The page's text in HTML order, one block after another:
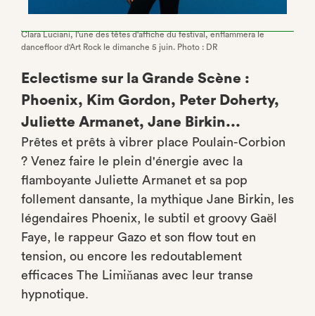
Clara Luciani, l'une des têtes d'affiche du festival, enflammera le
dancefloor d'Art Rock le dimanche 5 juin. Photo : DR
Eclectisme sur la Grande Scène :
Phoenix, Kim Gordon, Peter Doherty,
Juliette Armanet, Jane Birkin...
Prêtes et prêts à vibrer place Poulain-Corbion
? Venez faire le plein d'énergie avec la
flamboyante Juliette Armanet et sa pop
follement dansante, la mythique Jane Birkin, les
légendaires Phoenix, le subtil et groovy Gaël
Faye, le rappeur Gazo et son flow tout en
tension, ou encore les redoutablement
efficaces The Limiňanas avec leur transe
hypnotique.